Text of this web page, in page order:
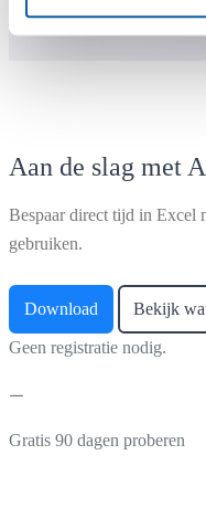
Aan de slag met
Bespaar direct tijd in Excel
gebruiken.
Download Bekijk
Geen registratie nodig.
Gratis 90 dagen proberen